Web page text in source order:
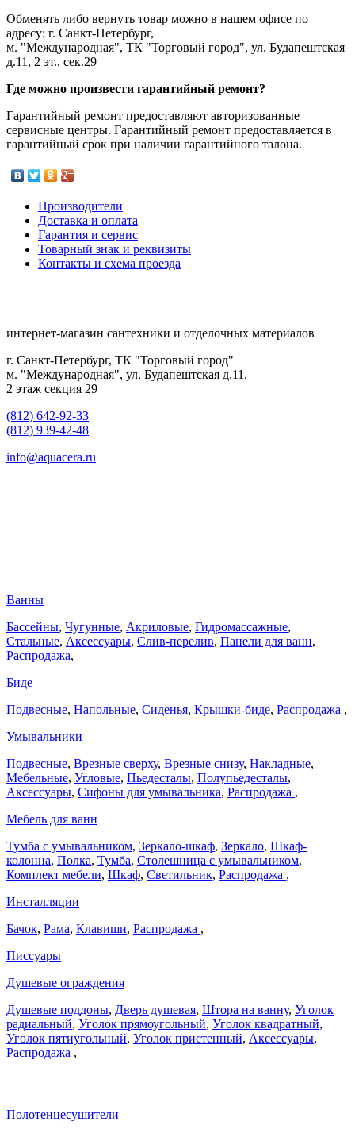
Обменять либо вернуть товар можно в нашем офисе по
адресу: г. Санкт-Петербург,
м. "Международная", ТК "Торговый город", ул. Будапештская
д.11, 2 эт., сек.29
Где можно произвести гарантийный ремонт?
Гарантийный ремонт предоставляют авторизованные
сервисные центры. Гарантийный ремонт предоставляется в
гарантийный срок при наличии гарантийного талона.
Производители
Доставка и оплата
Гарантия и сервис
Товарный знак и реквизиты
Контакты и схема проезда
интернет-магазин сантехники и отделочных материалов
г. Санкт-Петербург, ТК "Торговый город"
м. "Международная", ул. Будапештская д.11,
2 этаж секция 29
(812) 642-92-33
(812) 939-42-48
info@aquacera.ru
Ванны
Бассейны, Чугунные, Акриловые, Гидромассажные,
Стальные, Аксессуары, Слив-перелив, Панели для ванн,
Распродажа,
Биде
Подвесные, Напольные, Сиденья, Крышки-биде, Распродажа ,
Умывальники
Подвесные, Врезные сверху, Врезные снизу, Накладные,
Мебельные, Угловые, Пьедесталы, Полупьедесталы,
Аксессуары, Сифоны для умывальника, Распродажа ,
Мебель для ванн
Тумба с умывальником, Зеркало-шкаф, Зеркало, Шкаф-
колонна, Полка, Тумба, Столешница с умывальником,
Комплект мебели, Шкаф, Светильник, Распродажа ,
Инсталляции
Бачок, Рама, Клавиши, Распродажа ,
Писсуары
Душевые ограждения
Душевые поддоны, Дверь душевая, Штора на ванну, Уголок
радиальный, Уголок прямоугольный, Уголок квадратный,
Уголок пятиугольный, Уголок пристенный, Аксессуары,
Распродажа ,
Полотенцесушители